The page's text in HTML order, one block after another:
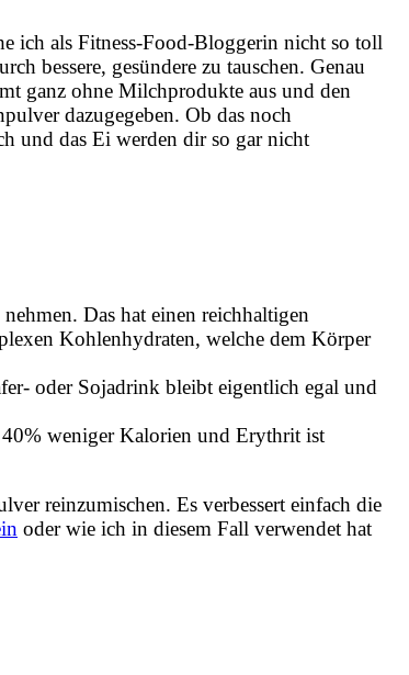
ich als Fitness-Food-Bloggerin nicht so toll
bessere, gesündere zu tauschen. Genau
ganz ohne Milchprodukte aus und den
dazugegeben. Ob das noch
und das Ei werden dir so gar nicht
Das hat einen reichhaltigen
Kohlenhydraten, welche dem Körper
oder Sojadrink bleibt eigentlich egal und
weniger Kalorien und Erythrit ist
reinzumischen. Es verbessert einfach die
oder wie ich in diesem Fall verwendet hat